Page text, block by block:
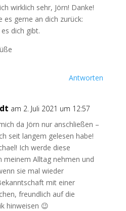
wirklich sehr, Jörn! Danke!
es gerne an dich zurück:
dich gibt.
Antworten
am 2. Juli 2021 um 12:57
da Jörn nur anschließen –
seit langem gelesen habe!
Ich werde diese
meinem Alltag nehmen und
sie mal wieder
mit einer
freundlich auf die
hinweisen 😉